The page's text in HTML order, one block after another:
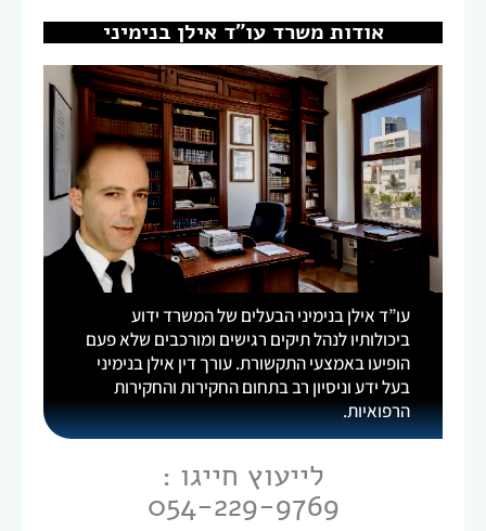
אודות משרד עו"ד אילן בנימיני
עו”ד אילן בנימיני הבעלים של המשרד ידוע
ביכולותיו לנהל תיקים רגישים ומורכבים שלא פעם
הופיעו באמצעי התקשורת. עורך דין אילן בנימיני
בעל ידע וניסיון רב בתחום החקירות והחקירות
הרפואיות.
לייעוץ חייגו :
054-229-9769